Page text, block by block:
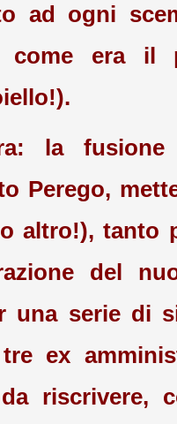
ad ogni
come era il
la
Perego,
altro!), tanto
del
una serie di
ex
riscrivere,